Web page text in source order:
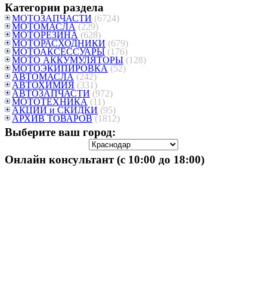
Категории раздела
МОТОЗАПЧАСТИ (6724)
МОТОМАСЛА (229)
МОТОРЕЗИНА (628)
МОТОРАСХОДНИКИ (679)
МОТОАКСЕССУАРЫ (176)
МОТО АККУМУЛЯТОРЫ (128)
МОТОЭКИПИРОВКА (52)
АВТОМАСЛА (242)
АВТОХИМИЯ (331)
АВТОЗАПЧАСТИ (972)
МОТОТЕХНИКА (11)
АКЦИИ и СКИДКИ (95)
АРХИВ ТОВАРОВ (1812)
Выберите ваш город:
Онлайн консультант (с 10:00 до 18:00)